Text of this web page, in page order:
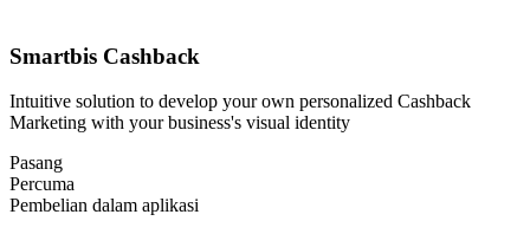
Smartbis Cashback
Intuitive solution to develop your own personalized Cashback
Marketing with your business's visual identity
Pasang
Percuma
Pembelian dalam aplikasi